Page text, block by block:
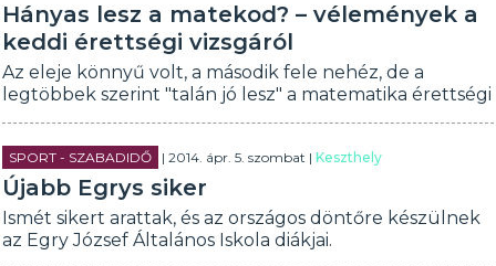
Hányas lesz a matekod? – vélemények a
keddi érettségi vizsgáról
Az eleje könnyű volt, a második fele nehéz, de a
legtöbbek szerint "talán jó lesz" a matematika érettségi
SPORT - SZABADIDŐ | 2014. ápr. 5. szombat |Keszthely
Újabb Egrys siker
Ismét sikert arattak, és az országos döntőre készülnek
az Egry József Általános Iskola diákjai.